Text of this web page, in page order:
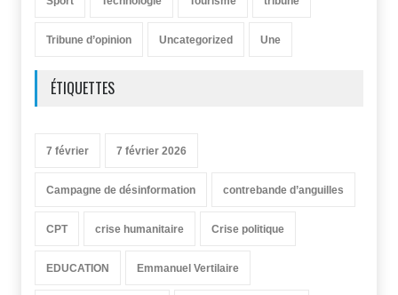
Tribune d’opinion Uncategorized Une
ÉTIQUETTES
7 février 7 février 2026
Campagne de désinformation contrebande d’anguilles
CPT crise humanitaire Crise politique
EDUCATION Emmanuel Vertilaire